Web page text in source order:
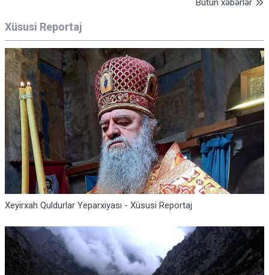
Bütün xəbərlər
Xüsusi Reportaj
Xeyirxah Quldurlar Yeparxiyası - Xüsusi Reportaj